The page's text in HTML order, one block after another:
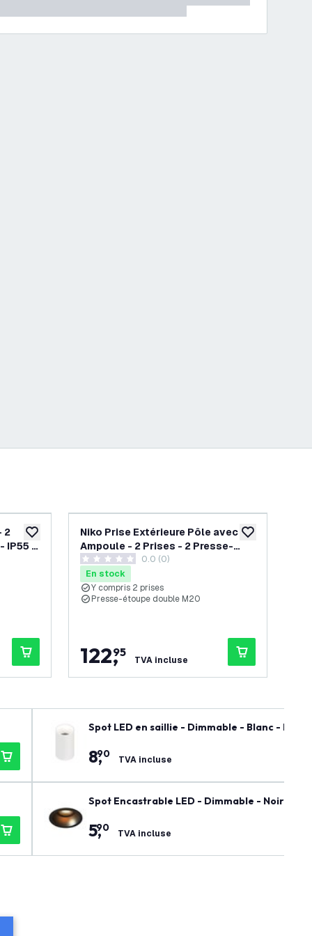
ajouter à la liste de souhaits
2
IP55 -
ajouter à la
Niko Prise Extérieure Pôle avec
Ampoule - 2 Prises - 2 Presse-
étoupes - IP55 - 65cm
0 étoiles de notation
0.0 (0)
En stock
Y compris 2 prises
Presse-étoupe double M20
122,
95
TVA incluse
Spot LED en saillie - Dimmable - Blanc -
8,
90 TVA incluse
Spot Encastrable LED - Dimmable - Noir -
5,
90 TVA incluse